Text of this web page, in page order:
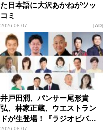
た日本語に大沢あかねがツッ
コミ
2026.08.07 AD
井戸田潤、パンサー尾形貴
弘、林家正蔵、ウエストラン
ドが生登場！『ラジオビバリ
ー昼ズ』
2026.08.07